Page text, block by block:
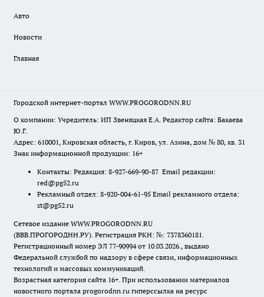
Авто
Новости
Главная
Городской интернет-портал WWW.PROGORODNN.RU
О компании: Учредитель: ИП Звеняцкая Е.А. Редактор сайта: Бакаева
Ю.Г.
Адрес: 610001, Кировская область, г. Киров, ул. Азина, дом № 80, кв. 31
Знак информационной продукции: 16+
Контакты: Редакция: 8-927-669-90-87 Email редакции:
red@pg52.ru
Рекламный отдел: 8-920-004-61-95 Email рекламного отдела:
st@pg52.ru
Сетевое издание WWW.PROGORODNN.RU
(ВВВ.ПРОГОРОДНН.РУ). Регистрация РКН: №: 7378360181.
Регистрационный номер ЭЛ 77-90994 от 10.03.2026., выдано
Федеральной службой по надзору в сфере связи, информационных
технологий и массовых коммуникаций.
Возрастная категория сайта 16+. При использовании материалов
новостного портала progorodnn.ru гиперссылка на ресурс